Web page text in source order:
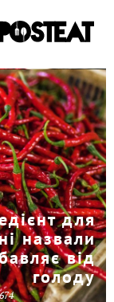
для
назвали
від
голоду